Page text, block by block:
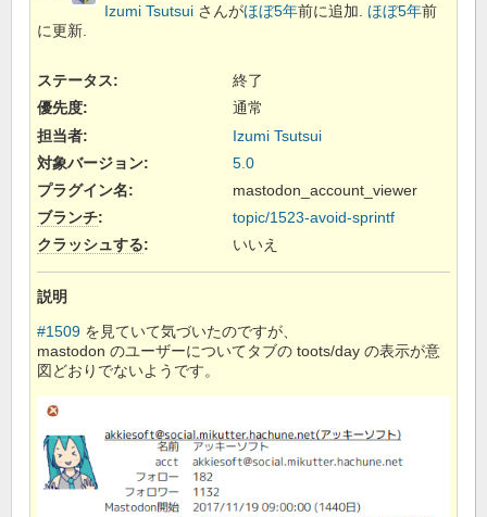
Izumi Tsutsui さんがほぼ5年前に追加. ほぼ5年前
に更新.
ステータス:
終了
優先度:
通常
担当者:
Izumi Tsutsui
対象バージョン:
5.0
プラグイン名:
mastodon_account_viewer
ブランチ:
topic/1523-avoid-sprintf
クラッシュする: いいえ
説明
#1509 を見ていて気づいたのですが、
mastodon のユーザーについてタブの toots/day の表示が意
図どおりでないようです。